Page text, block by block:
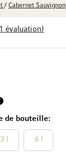
1 évaluation
/ Cabernet Sauvignon
de bouteille
3 l 6 l